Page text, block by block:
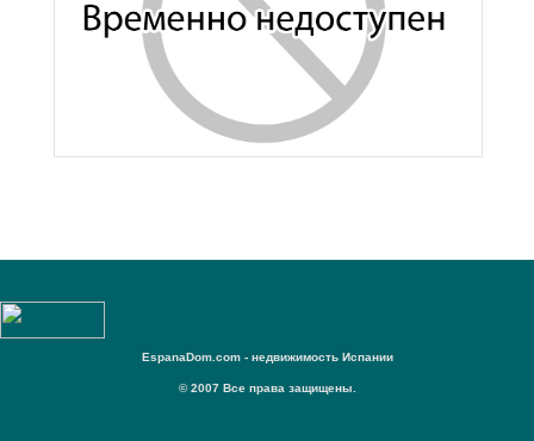
EspanaDom.com - недвижимость Испании
© 2007 Все права защищены.